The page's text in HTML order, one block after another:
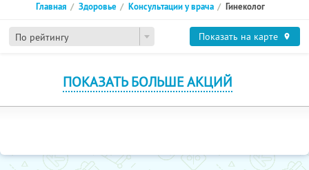
По рейтингу
Главная Здоровье Консультации у врача Гинеколог
Показать на карте
ПОКАЗАТЬ БОЛЬШЕ АКЦИЙ